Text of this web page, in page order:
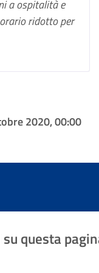
a ospitalità e
ridotto per
2020, 00:00
questa